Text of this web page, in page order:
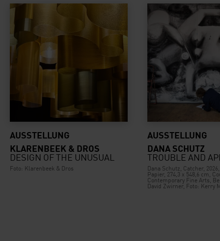
Klarenbeek & Dros
AUSSTELLUNG
KLARENBEEK & DROS
DESIGN OF THE UNUSUAL
Foto: Klarenbeek & Dros
Dana Schutz
AUSSTELLUNG
DANA SCHUTZ
TROUBLE AND
Dana Schutz, Catcher,
Papier, 274,3 x 548,6 cm,
Contemporary Fine Arts,
David Zwirner, Foto: Kerry